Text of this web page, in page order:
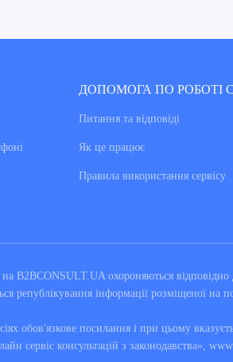
ДОПОМОГА ПО РОБОТІ
Питання та вiдповiдi
Як це працює
Правила використання сервiсу
B2BCONSULT.UA охороняються відповідно
републікування інформації розміщеної на
обов'язкове посилання і при цьому
сервіс консультацій з законодавства»,